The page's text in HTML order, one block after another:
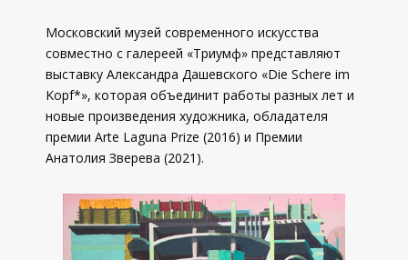
Московский музей современного искусства
совместно с галереей «Триумф» представляют
выставку Александра Дашевского «Die Schere im
Kopf*», которая объединит работы разных лет и
новые произведения художника, обладателя
премии Arte Laguna Prize (2016) и Премии
Анатолия Зверева (2021).